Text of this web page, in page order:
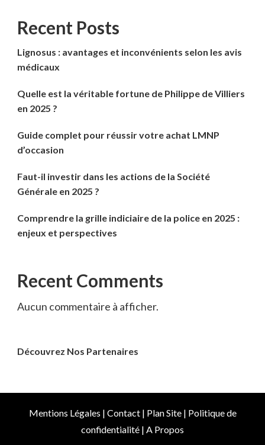
Recent Posts
Lignosus : avantages et inconvénients selon les avis
médicaux
Quelle est la véritable fortune de Philippe de Villiers
en 2025 ?
Guide complet pour réussir votre achat LMNP
d’occasion
Faut-il investir dans les actions de la Société
Générale en 2025 ?
Comprendre la grille indiciaire de la police en 2025 :
enjeux et perspectives
Recent Comments
Aucun commentaire à afficher.
Découvrez Nos Partenaires
Mentions Légales | Contact| Plan Site| Politique de
confidentialité | A Propos